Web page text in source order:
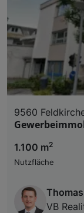
9560
1.100 m2
Nutzfläche
VB